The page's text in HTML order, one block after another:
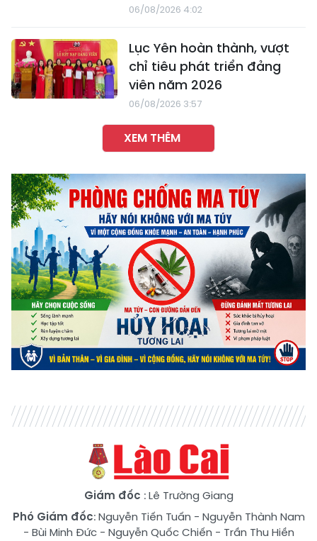
06/08/2026 4:02
Lục Yên hoàn thành, vượt
chỉ tiêu phát triển đảng
viên năm 2026
06/08/2026 3:57
XEM THÊM
Giám đốc : Lê Trường Giang
Phó Giám đốc:Nguyễn Tiến Tuấn - Nguyễn Thành Nam
- Bùi Minh Đức- Nguyễn Quốc Chiến - Trần Thu Hiền